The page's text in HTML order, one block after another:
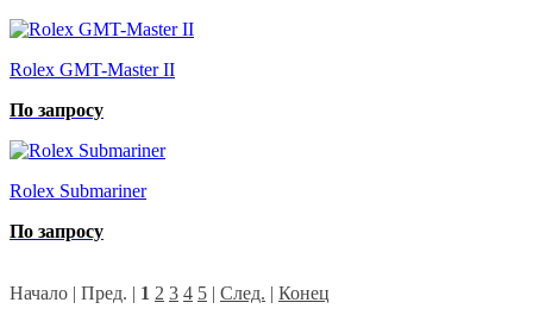
Rolex GMT-Master II
По запросу
Rolex Submariner
По запросу
Начало | Пред. | 1 2 3 4 5 | След. | Конец